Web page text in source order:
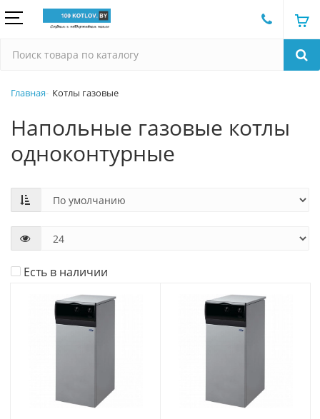
Главная Котлы газовые
Напольные газовые котлы
одноконтурные
Есть в наличии